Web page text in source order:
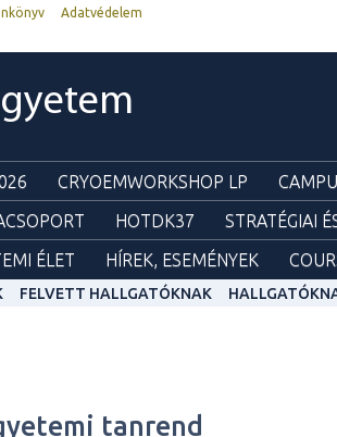
Adatvédelem
CRYOEMWORKSHOP LP
HOTDK37 STRATÉGIAI
ÉLET HÍREK, ESEMÉNYEK
FELVETT HALLGATÓKNAK
tanrend